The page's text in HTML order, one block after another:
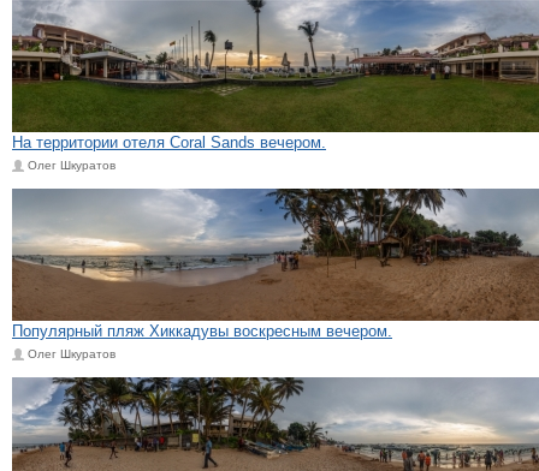
На территории отеля Coral Sands вечером.
Олег Шкуратов
Популярный пляж Хиккадувы воскресным вечером.
Олег Шкуратов